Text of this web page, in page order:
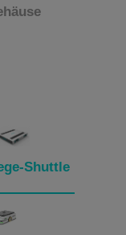
Shuttle